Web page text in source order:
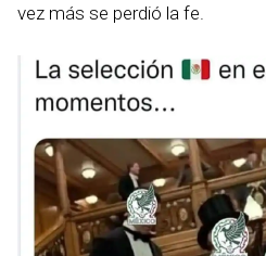
vez más se perdió la fe.